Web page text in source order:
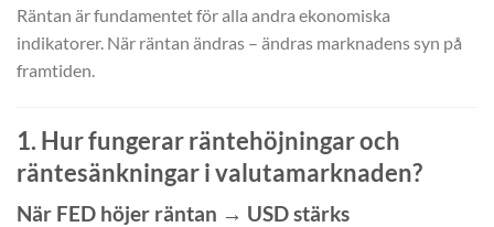
Räntan är fundamentet för alla andra ekonomiska
indikatorer. När räntan ändras – ändras marknadens syn på
framtiden.
1. Hur fungerar räntehöjningar och
räntesänkningar i valutamarknaden?
När FED höjer räntan → USD stärks